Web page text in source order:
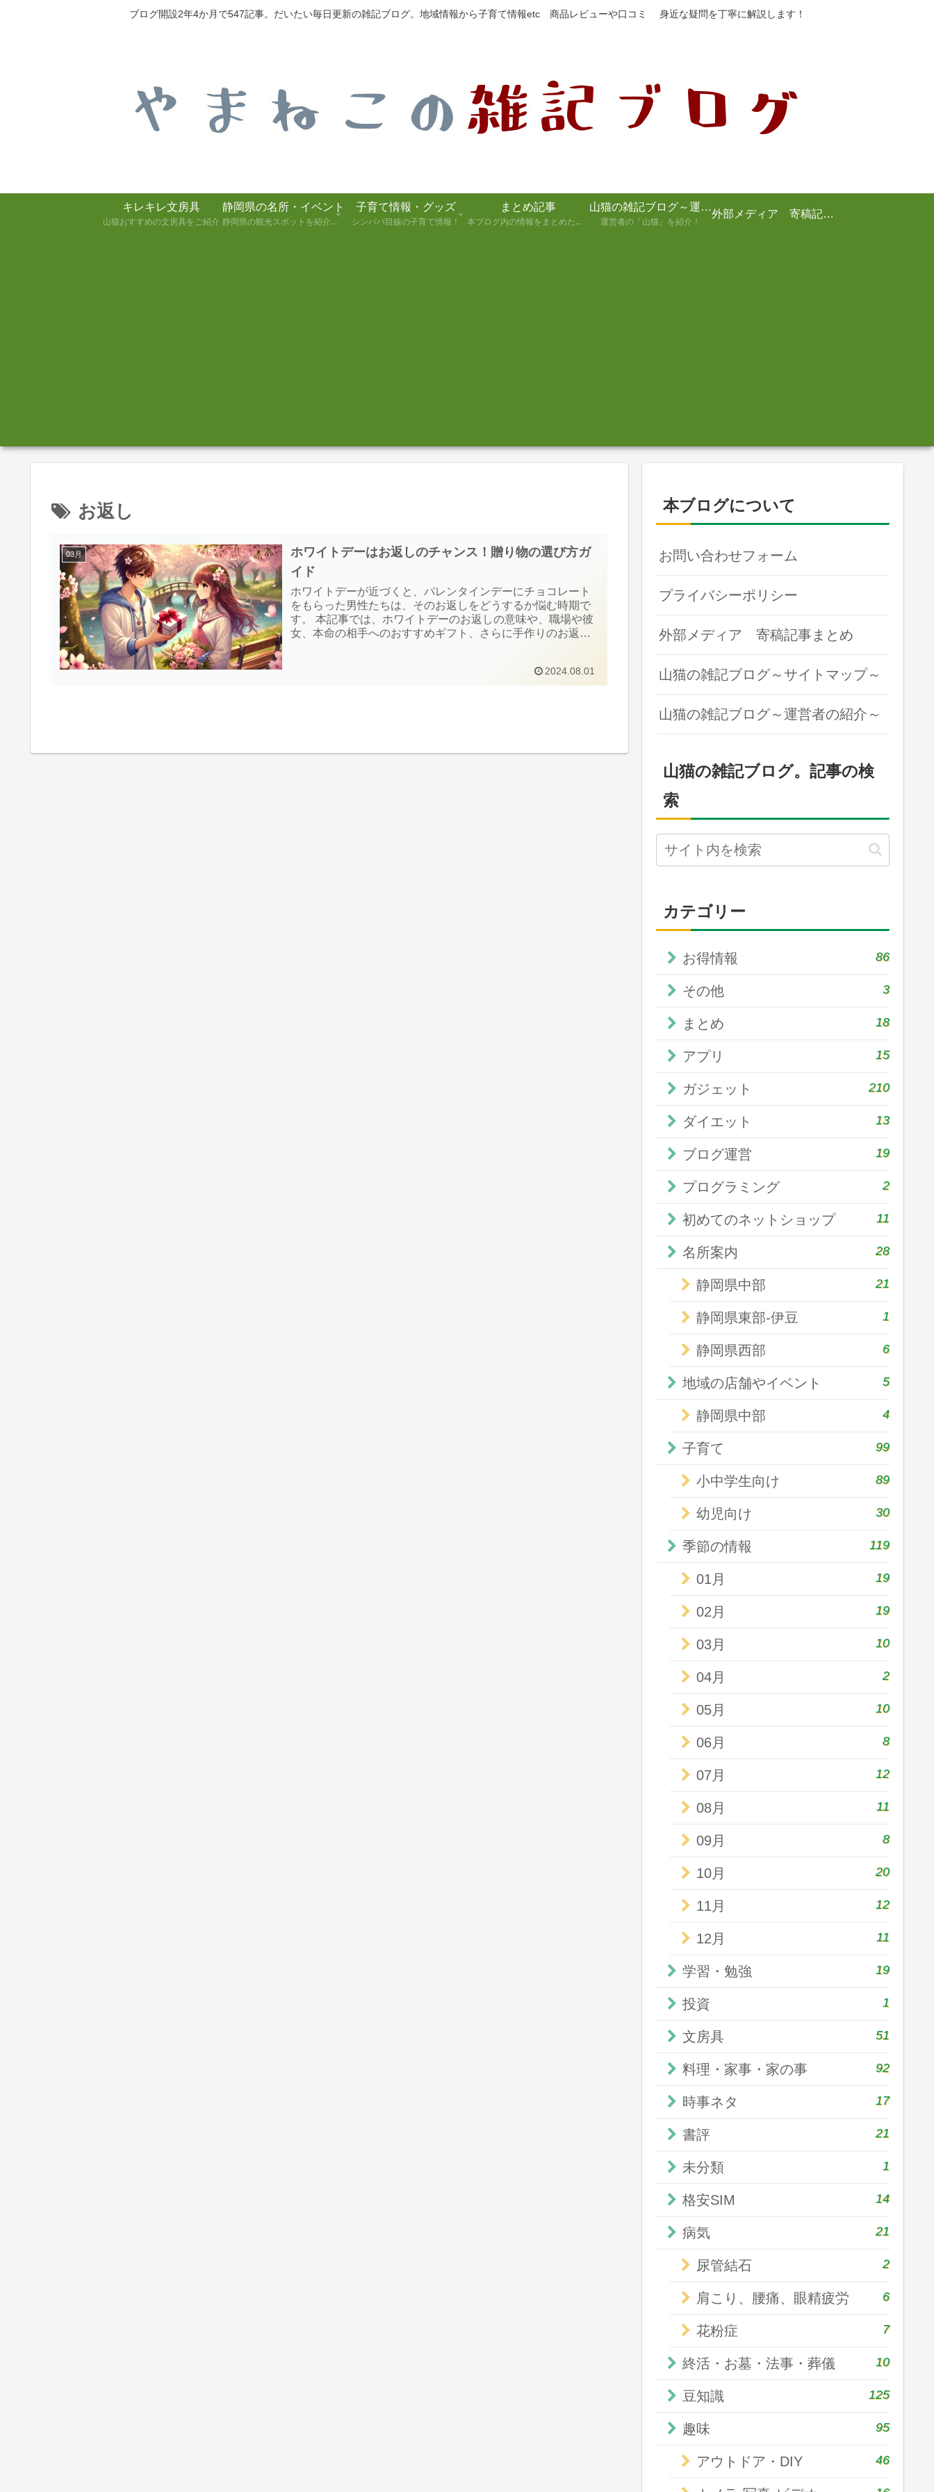
ブログ開設2年4か月で547記事。だいたい毎日更新の雑記ブログ。地域情報から子育て情報etc 商品レビューや口コミ 身近な疑問を丁寧に解説します！
キレキレ文房具
山猫おすすめの文房具をご紹介
静岡県の名所・イベント
静岡県の観光スポットを紹介します！
子育て情報・グッズ
シンパパ目線の子育て情報！
まとめ記事
本ブログ内の情報をまとめた記事
山猫の雑記ブログ～運営者の紹介～
運営者の「山猫」を紹介！
外部メディア 寄稿記事まとめ
お返し
03月
ホワイトデーはお返しのチャンス！贈り物の選び方ガ
イド
ホワイトデーが近づくと、バレンタインデーにチョコレート
をもらった男性たちは、そのお返しをどうするか悩む時期で
す。 本記事では、ホワイトデーのお返しの意味や、職場や彼
女、本命の相手へのおすすめギフト、さらに手作りのお返し
2024.08.01
本ブログについて
お問い合わせフォーム
プライバシーポリシー
外部メディア 寄稿記事まとめ
山猫の雑記ブログ～サイトマップ～
山猫の雑記ブログ～運営者の紹介～
山猫の雑記ブログ。記事の検
索
カテゴリー
お得情報 86
その他 3
まとめ 18
アプリ 15
ガジェット 210
ダイエット 13
ブログ運営 19
プログラミング 2
初めてのネットショップ 11
名所案内 28
静岡県中部 21
静岡県東部-伊豆 1
静岡県西部 6
地域の店舗やイベント 5
静岡県中部 4
子育て 99
小中学生向け 89
幼児向け 30
季節の情報 119
01月 19
02月 19
03月 10
04月 2
05月 10
06月 8
07月 12
08月 11
09月 8
10月 20
11月 12
12月 11
学習・勉強 19
投資 1
文房具 51
料理・家事・家の事 92
時事ネタ 17
書評 21
未分類 1
格安SIM 14
病気 21
尿管結石 2
肩こり、腰痛、眼精疲労 6
花粉症 7
終活・お墓・法事・葬儀 10
豆知識 125
趣味 95
アウトドア・DIY 46